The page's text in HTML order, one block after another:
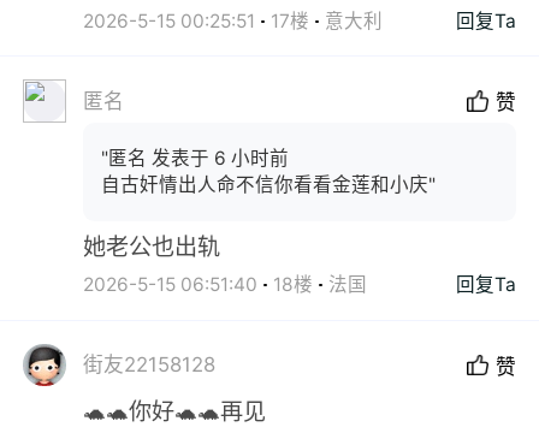
2026-5-15 00:25:51 17楼 意大利 回复Ta
匿名 赞
"匿名 发表于 6 小时前
自古奸情出人命不信你看看金莲和小庆"
她老公也出轨
2026-5-15 06:51:40 18楼 法国 回复Ta
街友22158128 赞
🐢🐢你好🐢🐢再见